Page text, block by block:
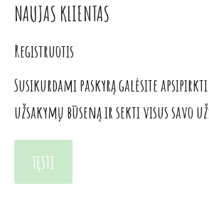
NAUJAS KLIENTAS
Registruotis
Susikurdami paskyrą galėsite
užsakymų būseną ir sekti visus savo
TĘSTI